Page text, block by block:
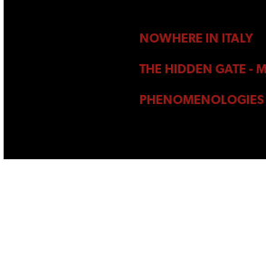
NOWHERE IN ITALY
THE HIDDEN GATE -
PHENOMENOLOGIES